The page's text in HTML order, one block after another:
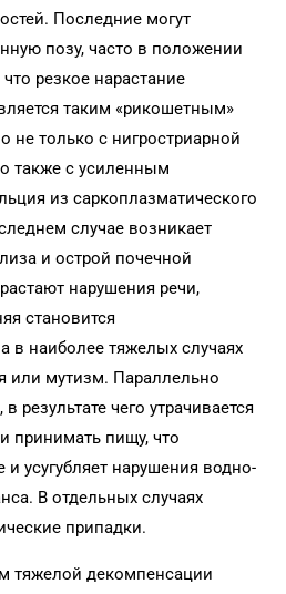
Последние могут
позу, часто в положении
резкое нарастание
таким «рикошетным»
не только с нигростриарной
также с усиленным
из саркоплазматического
случае возникает
и острой почечной
нарушения речи,
становится
в наиболее тяжелых случаях
или мутизм. Параллельно
результате чего утрачивается
принимать пищу, что
усугубляет нарушения водно-
В отдельных случаях
припадки.
тяжелой декомпенсации